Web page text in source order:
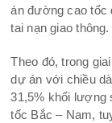
án đường cao tốc
tai nạn giao thông.
Theo đó, trong
dự án với chiều
31,5% khối lượng
tốc Bắc – Nam,